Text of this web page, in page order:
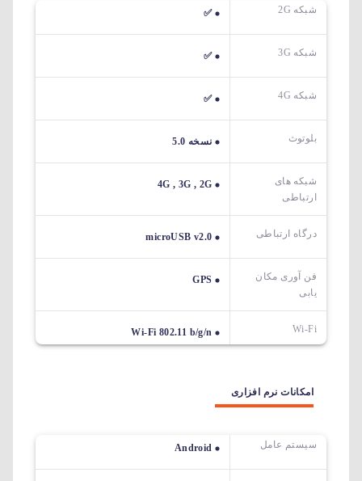
شبکه 2G ✅
شبکه 3G ✅
شبکه 4G ✅
بلوتوث نسخه 5.0
شبکه های
ارتباطی
4G , 3G , 2G
درگاه ارتباطی microUSB v2.0
فن آوری مکان
یابی
GPS
Wi-Fi
Wi-Fi 802.11 b/g/n
امکانات نرم افزاری
سیستم عامل Android